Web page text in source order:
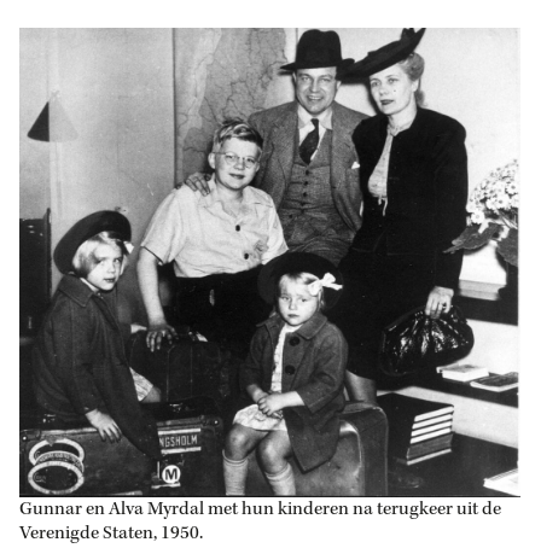
Gunnar en Alva Myrdal met hun kinderen na terugkeer uit de
Verenigde Staten, 1950.